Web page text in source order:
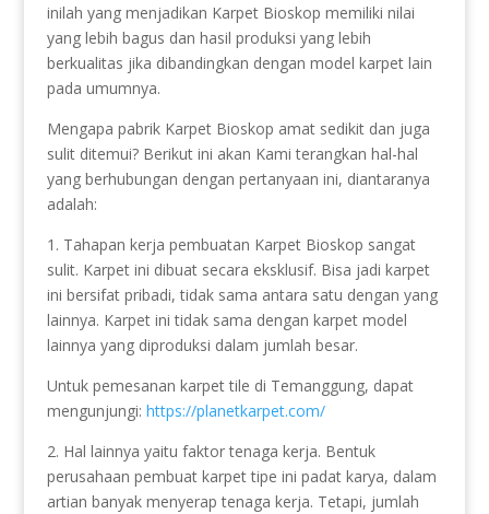
inilah yang menjadikan Karpet Bioskop memiliki nilai
yang lebih bagus dan hasil produksi yang lebih
berkualitas jika dibandingkan dengan model karpet lain
pada umumnya.
Mengapa pabrik Karpet Bioskop amat sedikit dan juga
sulit ditemui? Berikut ini akan Kami terangkan hal-hal
yang berhubungan dengan pertanyaan ini, diantaranya
adalah:
1. Tahapan kerja pembuatan Karpet Bioskop sangat
sulit. Karpet ini dibuat secara eksklusif. Bisa jadi karpet
ini bersifat pribadi, tidak sama antara satu dengan yang
lainnya. Karpet ini tidak sama dengan karpet model
lainnya yang diproduksi dalam jumlah besar.
Untuk pemesanan karpet tile di Temanggung, dapat
mengunjungi: https://planetkarpet.com/
2. Hal lainnya yaitu faktor tenaga kerja. Bentuk
perusahaan pembuat karpet tipe ini padat karya, dalam
artian banyak menyerap tenaga kerja. Tetapi, jumlah